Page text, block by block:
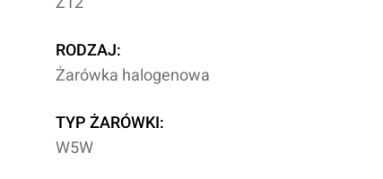
RODZAJ:
Żarówka halogenowa
TYP ŻARÓWKI:
W5W